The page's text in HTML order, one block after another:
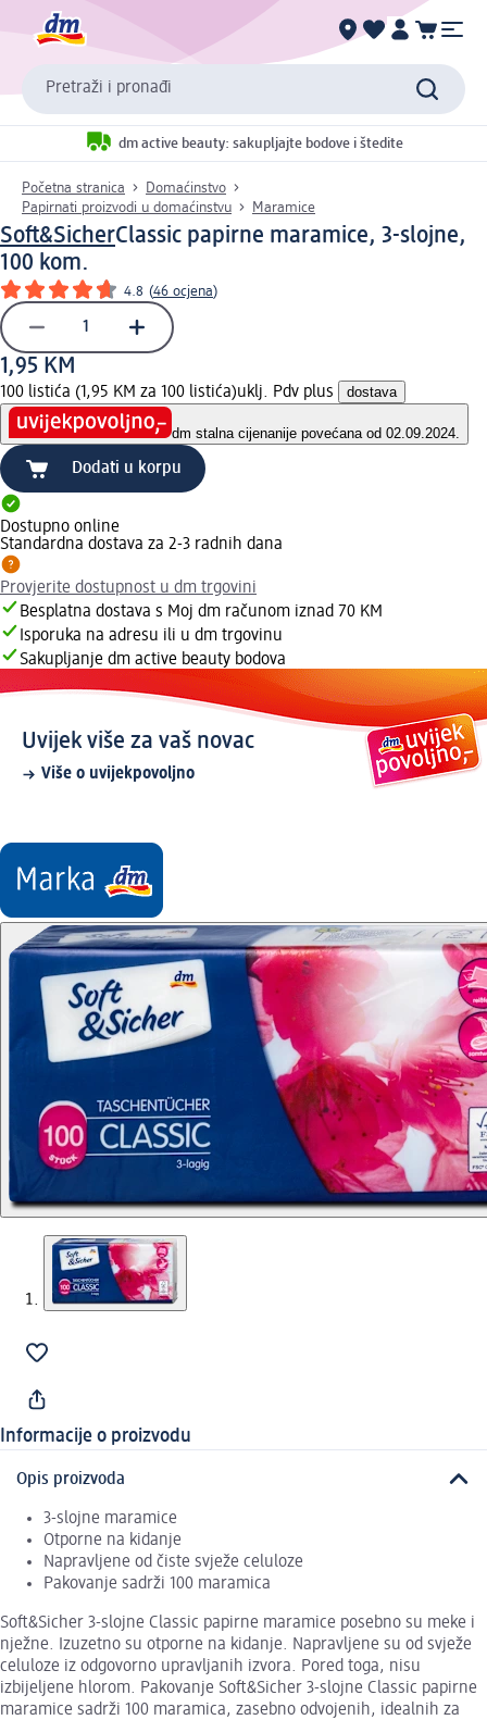
Pretraži i pronađi
dm active beauty: sakupljajte bodove i štedite
Početna stranica
Domaćinstvo
Papirnati proizvodi u domaćinstvu
Maramice
Soft&SicherClassic papirne maramice, 3-slojne,
100 kom.
4.8 (46 ocjena)
1,95 KM
100 listića (1,95 KM za 100 listića)uklj. Pdv plus dostava
dm stalna cijenanije povećana od 02.09.2024.
Dodati u korpu
Dostupno online
Standardna dostava za 2-3 radnih dana
Provjerite dostupnost u dm trgovini
Besplatna dostava s Moj dm računom iznad 70 KM
Isporuka na adresu ili u dm trgovinu
Sakupljanje dm active beauty bodova
Uvijek više za vaš novac
Više o uvijekpovoljno
Informacije o proizvodu
Opis proizvoda
3-slojne maramice
Otporne na kidanje
Napravljene od čiste svježe celuloze
Pakovanje sadrži 100 maramica
Soft&Sicher 3-slojne Classic papirne maramice posebno su meke i
nježne. Izuzetno su otporne na kidanje. Napravljene su od svježe
celuloze iz odgovorno upravljanih izvora. Pored toga, nisu
izbijeljene hlorom. Pakovanje Soft&Sicher 3-slojne Classic papirne
maramice sadrži 100 maramica, zasebno odvojenih, idealnih za